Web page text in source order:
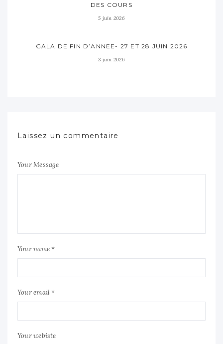
DES COURS
5 juin 2026
GALA DE FIN D’ANNEE- 27 ET 28 JUIN 2026
3 juin 2026
Laissez un commentaire
Your Message
Your name *
Your email *
Your webiste